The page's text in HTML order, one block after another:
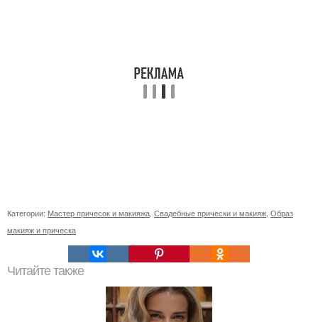
Категории: Мастер причесок и макияжа, Свадебные прически и макияж, Образ
макияж и прическа
Читайте также